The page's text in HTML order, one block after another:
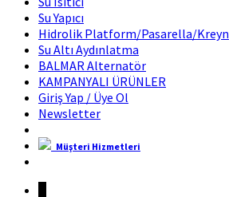
Su Yapıcı
Hidrolik Platform/Pasarella/Kreyn
Su Altı Aydınlatma
BALMAR Alternatör
KAMPANYALI ÜRÜNLER
Giriş Yap / Üye Ol
Newsletter
Müşteri Hizmetleri